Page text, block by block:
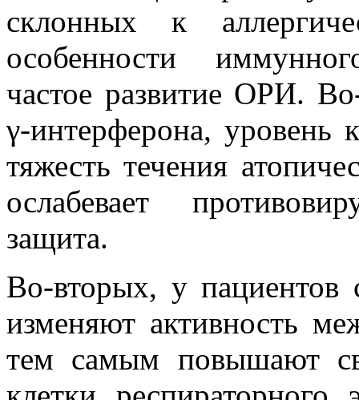
склонных к
особенности
частое развитие ОРИ.
γ-интерферона, уровень
тяжесть течения
ослабевает
защита.
Во-вторых, у пациентов
изменяют активность
тем самым повышают